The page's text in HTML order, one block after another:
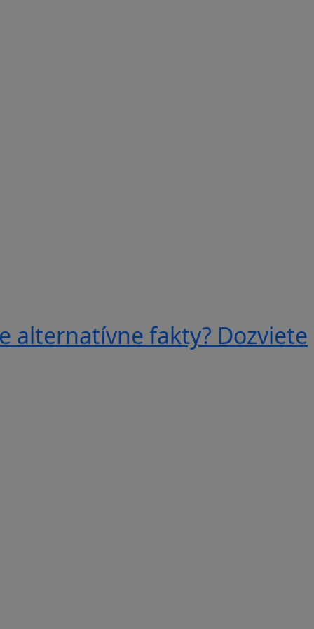
alternatívne fakty? Dozviete